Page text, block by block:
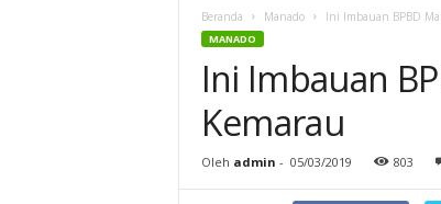
Beranda Manado Ini Imbauan BPBD
MANADO
Ini Imbauan
Kemarau
Oleh admin - 05/03/2019 803